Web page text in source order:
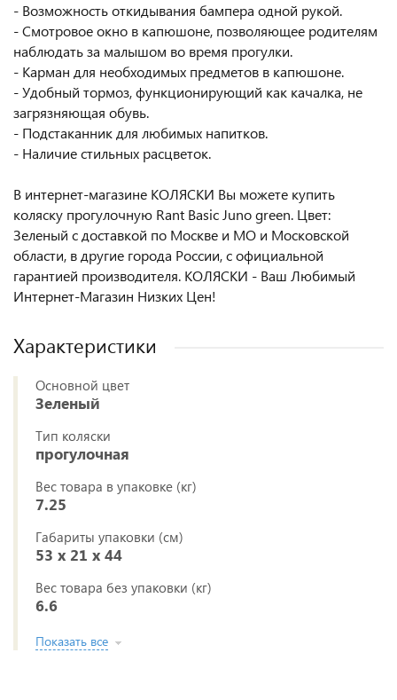
- Возможность откидывания бампера одной рукой.
- Смотровое окно в капюшоне, позволяющее родителям
наблюдать за малышом во время прогулки.
- Карман для необходимых предметов в капюшоне.
- Удобный тормоз, функционирующий как качалка, не
загрязняющая обувь.
- Подстаканник для любимых напитков.
- Наличие стильных расцветок.
В интернет-магазине КОЛЯСКИ Вы можете купить
коляску прогулочную Rant Basic Juno green. Цвет:
Зеленый с доставкой по Москве и МО и Московской
области, в другие города России, с официальной
гарантией производителя. КОЛЯСКИ - Ваш Любимый
Интернет-Магазин Низких Цен!
Характеристики
Основной цвет
Зеленый
Тип коляски
прогулочная
Вес товара в упаковке (кг)
7.25
Габариты упаковки (см)
53 x 21 x 44
Вес товара без упаковки (кг)
6.6
Показать все